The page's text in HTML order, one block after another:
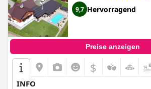
9,7 Hervorragend
Preise anzeigen
$
INFO